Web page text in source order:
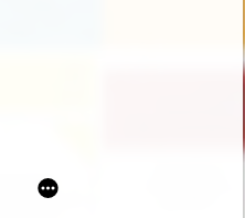
Chopina